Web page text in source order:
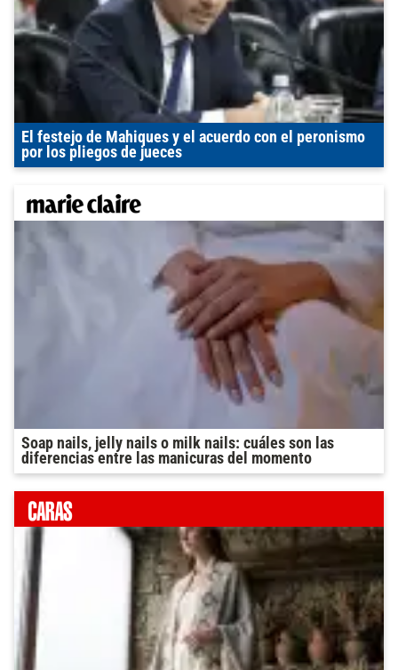
El festejo de Mahiques y el acuerdo con el peronismo
por los pliegos de jueces
Soap nails, jelly nails o milk nails: cuáles son las
diferencias entre las manicuras del momento